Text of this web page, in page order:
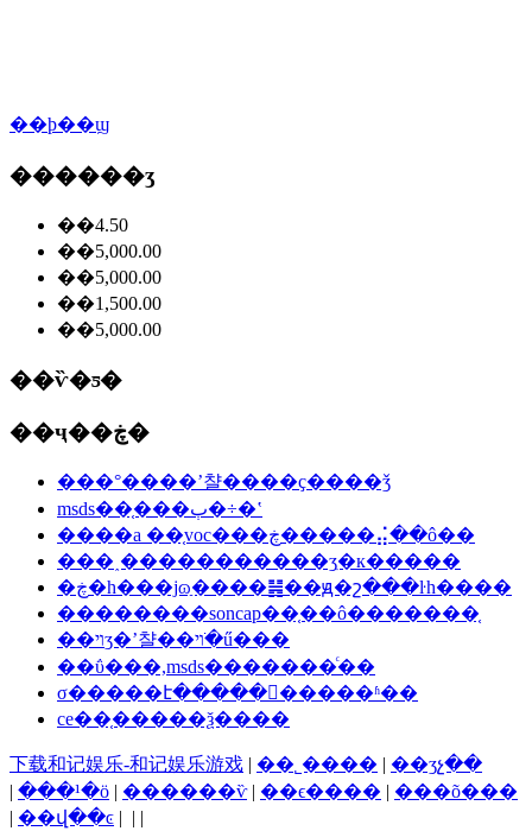
��ϸ��ϣ
������ʒ
��4.50
��5,000.00
��5,000.00
��1,500.00
��5,000.00
��ѷ�ƽ�
��ҷ��ڿ�
���°����ʼ챨����ҫ����ǯ
msds��֤���ٻ�÷�ʽ
����a ��֤voc���ڿ�����⣬��ô��
���˰�����������ʒִ�к�����
�ڿ�һ���ϳɷַ����䷽��ԭ�շ���ŀһ����
��������soncap��֤��ô�������֤
��ױʒ�ʼ챨��ױ�ֺű���
��ΰ���,msds�������ͨ��
σ�����է�����𱨸�����ʱ��
ce��֤�����ѯ����
下载和记娱乐-和记娱乐游戏 | ��˾���� | ��ʒչ��
| ���¹�ӧ | ������ѷ| ��ϵ���� | ���õ���
| ��վ��ͼ | | |